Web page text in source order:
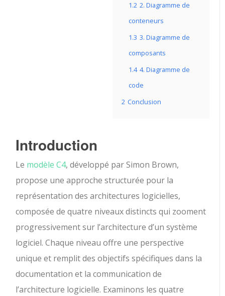
1.2 2. Diagramme de
conteneurs
1.3 3. Diagramme de
composants
1.4 4. Diagramme de
code
2 Conclusion
Introduction
Le modèle C4, développé par Simon Brown,
propose une approche structurée pour la
représentation des architectures logicielles,
composée de quatre niveaux distincts qui zooment
progressivement sur l’architecture d’un système
logiciel. Chaque niveau offre une perspective
unique et remplit des objectifs spécifiques dans la
documentation et la communication de
l’architecture logicielle. Examinons les quatre